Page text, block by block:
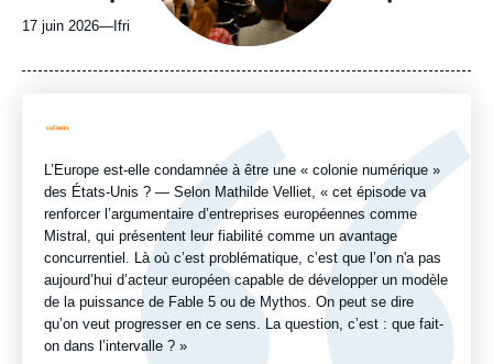
17 juin 2026— Nom
journal,
Ifri
Logo
L’Europe est-elle condamnée à être une « colonie numérique »
des États-Unis ? — Selon Mathilde Velliet, « cet épisode va
renforcer l’argumentaire d’entreprises européennes comme
Mistral, qui présentent leur fiabilité comme un avantage
concurrentiel. Là où c’est problématique, c’est que l’on n'a pas
aujourd’hui d’acteur européen capable de développer un modèle
de la puissance de Fable 5 ou de Mythos. On peut se dire
qu’on veut progresser en ce sens. La question, c’est : que fait-
on dans l’intervalle ? »